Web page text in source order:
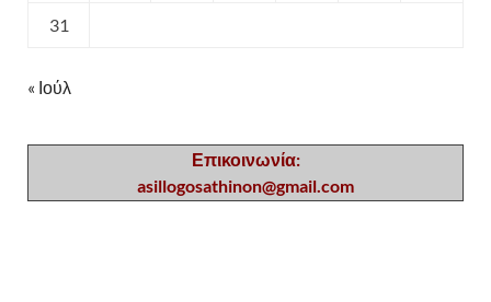
31
« Ιούλ
Επικοινωνία:
asillogosathinon@gmail.com